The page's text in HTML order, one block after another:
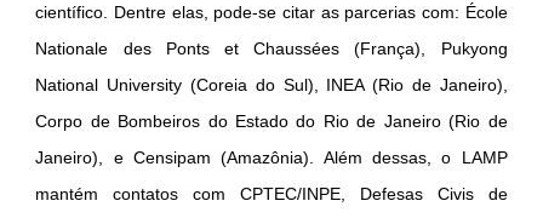
científico. Dentre elas, pode-se citar as parcerias com: École
Nationale des Ponts et Chaussées (França), Pukyong
National University (Coreia do Sul), INEA (Rio de Janeiro),
Corpo de Bombeiros do Estado do Rio de Janeiro (Rio de
Janeiro), e Censipam (Amazônia). Além dessas, o LAMP
mantém contatos com CPTEC/INPE, Defesas Civis de